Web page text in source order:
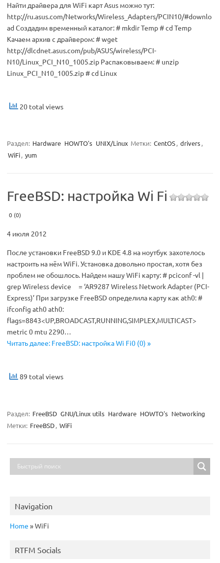
Найти драйвера для WiFi карт Asus можно тут:
http://ru.asus.com/Networks/Wireless_Adapters/PCIN10/#downlo
ad Создадим временный каталог: # mkdir Temp # cd Temp
Качаем архив с драйвером: # wget
http://dlcdnet.asus.com/pub/ASUS/wireless/PCI-
N10/Linux_PCI_N10_1005.zip Распаковываем: # unzip
Linux_PCI_N10_1005.zip # cd Linux
20 total views
Раздел: Hardware HOWTO's UNIX/Linux Метки: CentOS, drivers,
WiFi, yum
FreeBSD: настройка Wi Fi
0 (0)
4 июля 2012
После установки FreeBSD 9.0 и KDE 4.8 на ноутбук захотелось
настроить на нём WiFi. Установка довольно простая, хотя без
проблем не обошлось. Найдем нашу WiFi карту: # pciconf -vl |
grep Wireless device = ‘AR9287 Wireless Network Adapter (PCI-
Express)’ При загрузке FreeBSD определила карту как ath0: #
ifconfig ath0 ath0:
flags=8843<UP,BROADCAST,RUNNING,SIMPLEX,MULTICAST>
metric 0 mtu 2290…
Читать далее: FreeBSD: настройка Wi Fi0 (0) »
89 total views
Раздел: FreeBSD GNU/Linux utils Hardware HOWTO's Networking
Метки: FreeBSD, WiFi
Navigation
Home »WiFi
RTFM Socials